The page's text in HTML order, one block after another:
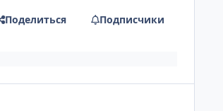
Поделиться Подписчики